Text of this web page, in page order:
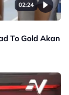
02:24
To Gold Akan